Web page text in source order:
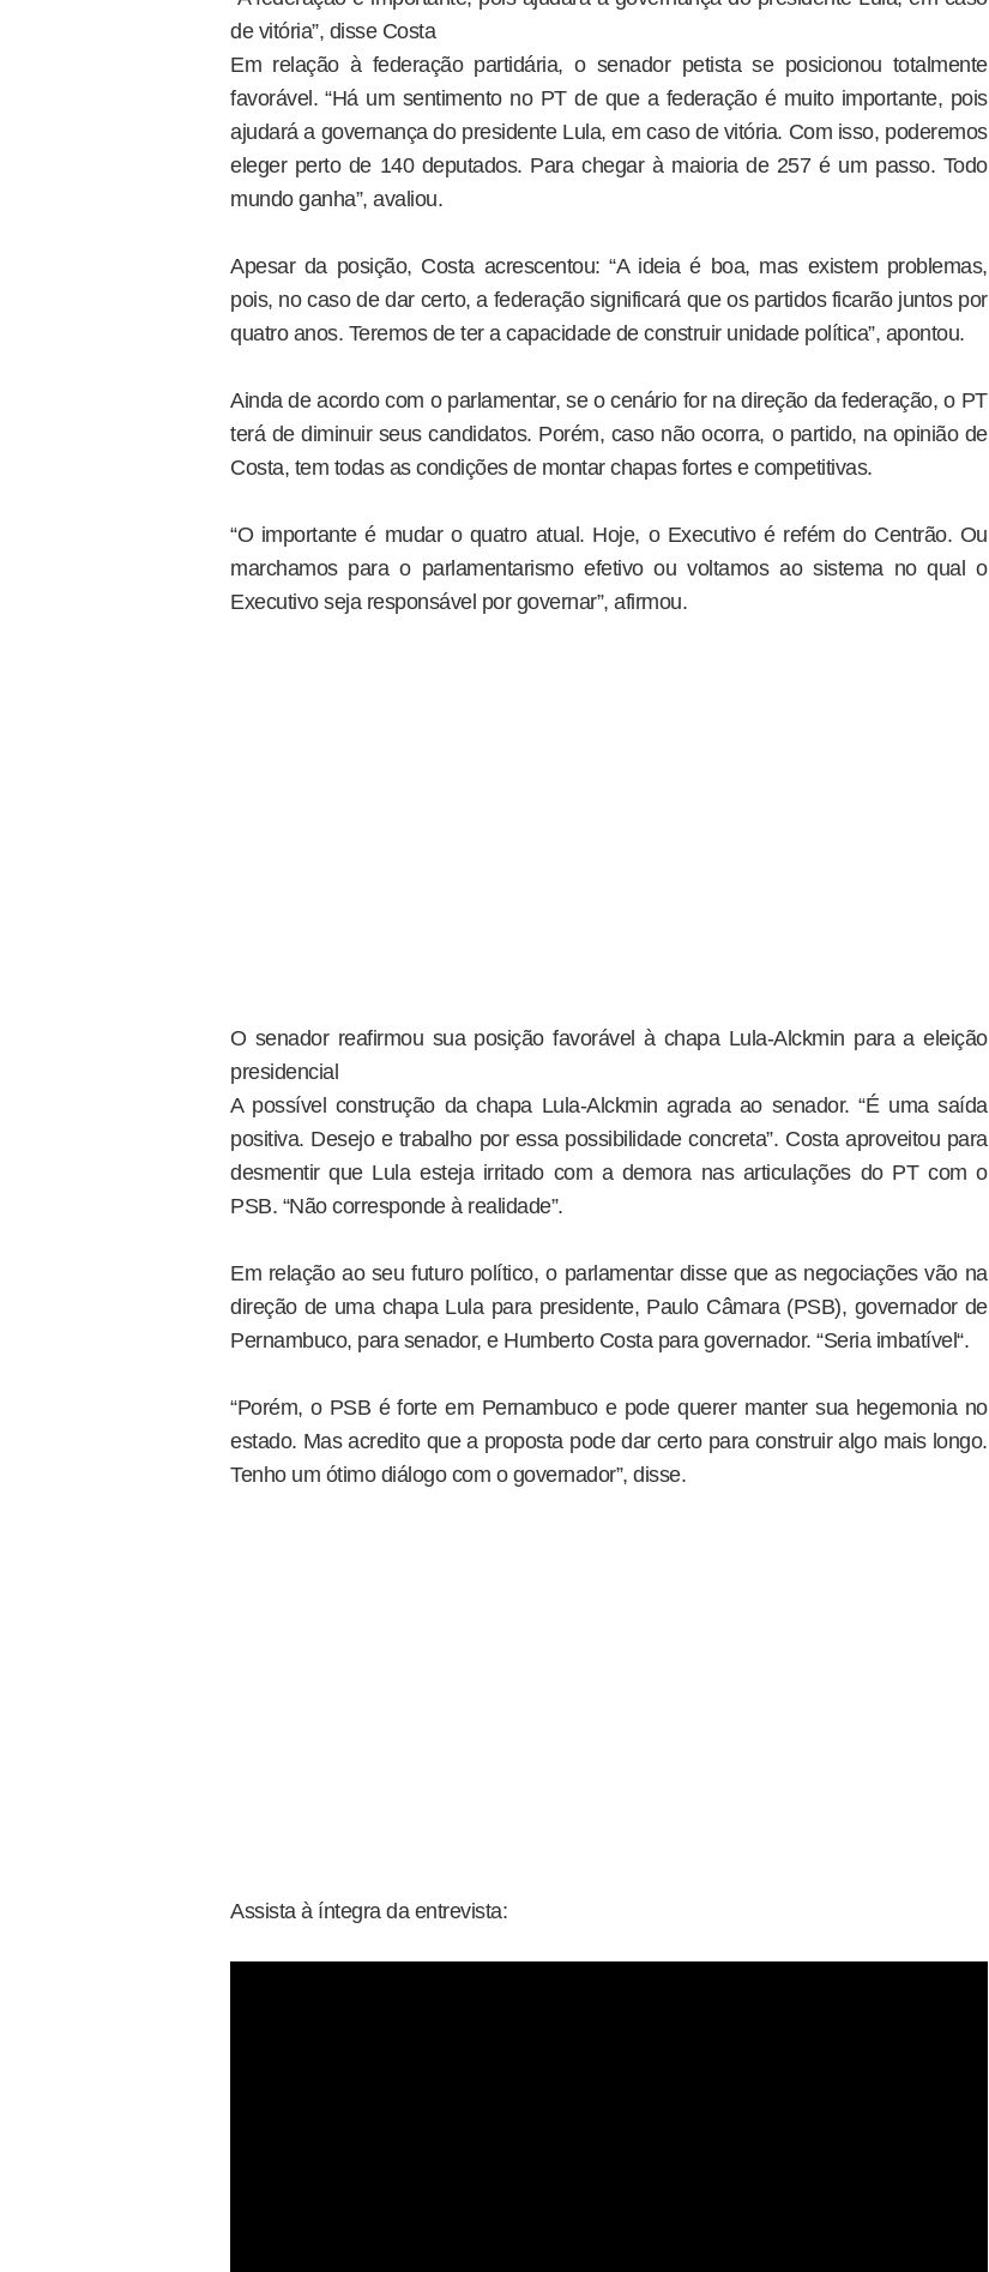
de vitória”, disse Costa
Em relação à federação partidária, o senador petista se posicionou totalmente
favorável. “Há um sentimento no PT de que a federação é muito importante, pois
ajudará a governança do presidente Lula, em caso de vitória. Com isso, poderemos
eleger perto de 140 deputados. Para chegar à maioria de 257 é um passo. Todo
mundo ganha”, avaliou.
Apesar da posição, Costa acrescentou: “A ideia é boa, mas existem problemas,
pois, no caso de dar certo, a federação significará que os partidos ficarão juntos por
quatro anos. Teremos de ter a capacidade de construir unidade política”, apontou.
Ainda de acordo com o parlamentar, se o cenário for na direção da federação, o PT
terá de diminuir seus candidatos. Porém, caso não ocorra, o partido, na opinião de
Costa, tem todas as condições de montar chapas fortes e competitivas.
“O importante é mudar o quatro atual. Hoje, o Executivo é refém do Centrão. Ou
marchamos para o parlamentarismo efetivo ou voltamos ao sistema no qual o
Executivo seja responsável por governar”, afirmou.
O senador reafirmou sua posição favorável à chapa Lula-Alckmin para a eleição
presidencial
A possível construção da chapa Lula-Alckmin agrada ao senador. “É uma saída
positiva. Desejo e trabalho por essa possibilidade concreta”. Costa aproveitou para
desmentir que Lula esteja irritado com a demora nas articulações do PT com o
PSB. “Não corresponde à realidade”.
Em relação ao seu futuro político, o parlamentar disse que as negociações vão na
direção de uma chapa Lula para presidente, Paulo Câmara (PSB), governador de
Pernambuco, para senador, e Humberto Costa para governador. “Seria imbatível“.
“Porém, o PSB é forte em Pernambuco e pode querer manter sua hegemonia no
estado. Mas acredito que a proposta pode dar certo para construir algo mais longo.
Tenho um ótimo diálogo com o governador”, disse.
Assista à íntegra da entrevista: